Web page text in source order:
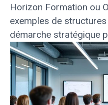
Horizon Formation ou
exemples de
démarche stratégique